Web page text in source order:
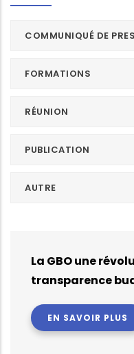
COMMUNIQUÉ DE
FORMATIONS
RÉUNION
PUBLICATION
AUTRE
La GBO une
transparence
EN SAVOIR PLUS